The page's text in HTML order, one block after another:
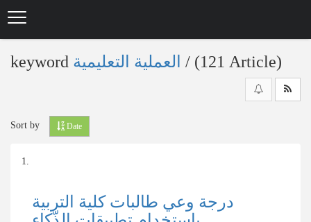
keyword ‎/ (121 Article)
Sort by Date
1.
درجة وعي طالبات كلية التربية